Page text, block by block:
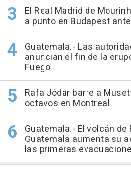
El Real Madrid de
a punto en Budapest
Guatemala.- Las
anuncian el fin de la
Fuego
Rafa Jódar barre a
octavos en Montreal
Guatemala.- El volcán de
Guatemala aumenta su
las primeras